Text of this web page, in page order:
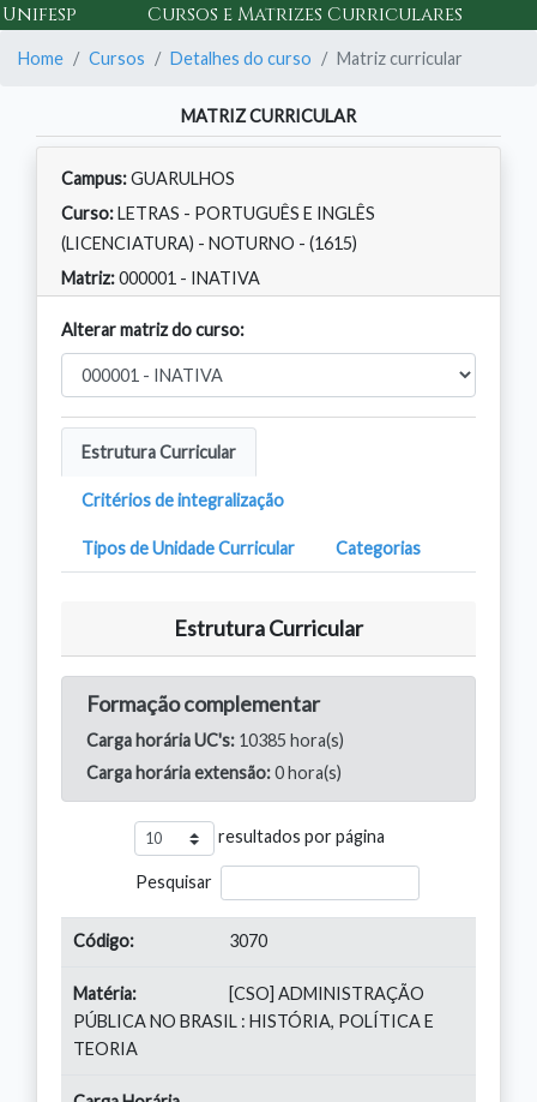
Unifesp Cursos e Matrizes Curriculares
Home Cursos Detalhes do curso Matriz curricular
MATRIZ CURRICULAR
Campus:GUARULHOS
Curso:LETRAS - PORTUGUÊS E INGLÊS
(LICENCIATURA) - NOTURNO - (1615)
Matriz:000001 - INATIVA
Alterar matriz do curso:
Estrutura Curricular
Critérios de integralização
Tipos de Unidade Curricular Categorias
Estrutura Curricular
Formação complementar
Carga horária UC's: 10385 hora(s)
Carga horária extensão:0 hora(s)
resultados por página
Pesquisar
3070
[CSO] ADMINISTRAÇÃO
PÚBLICA NO BRASIL : HISTÓRIA, POLÍTICA E
TEORIA